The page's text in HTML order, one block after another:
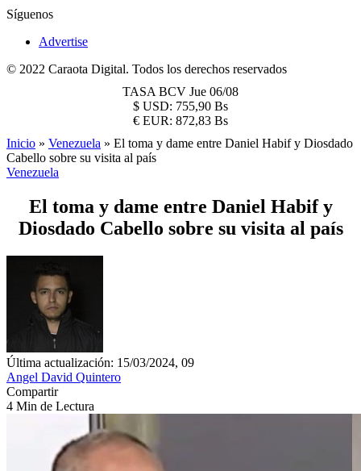
Síguenos
Advertise
© 2022 Caraota Digital. Todos los derechos reservados
TASA BCV Jue 06/08
$ USD: 755,90 Bs
€ EUR: 872,83 Bs
Inicio » Venezuela » El toma y dame entre Daniel Habif y Diosdado
Cabello sobre su visita al país
Venezuela
El toma y dame entre Daniel Habif y
Diosdado Cabello sobre su visita al país
Última actualización: 15/03/2024, 09
Angel David Quintero
Compartir
4 Min de Lectura